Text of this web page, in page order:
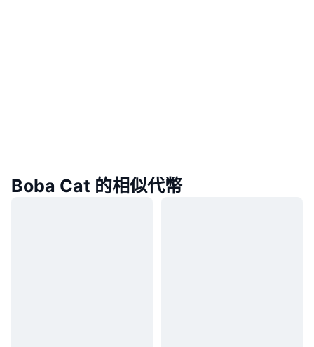
Boba Cat 的相似代幣